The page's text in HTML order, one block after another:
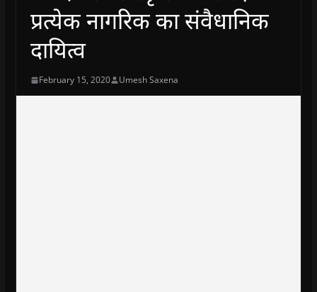
प्रत्येक नागरिक का संवैधानिक
दायित्व
February 15, 2020 Umesh Saxena